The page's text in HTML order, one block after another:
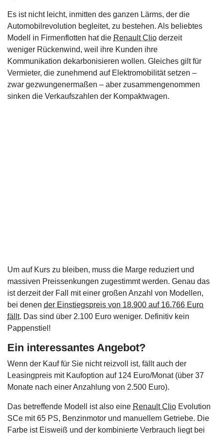
Es ist nicht leicht, inmitten des ganzen Lärms, der die
Automobilrevolution begleitet, zu bestehen. Als beliebtes
Modell in Firmenflotten hat die Renault Clio derzeit
weniger Rückenwind, weil ihre Kunden ihre
Kommunikation dekarbonisieren wollen. Gleiches gilt für
Vermieter, die zunehmend auf Elektromobilität setzen –
zwar gezwungenermaßen – aber zusammengenommen
sinken die Verkaufszahlen der Kompaktwagen.
Um auf Kurs zu bleiben, muss die Marge reduziert und
massiven Preissenkungen zugestimmt werden. Genau das
ist derzeit der Fall mit einer großen Anzahl von Modellen,
bei denen der Einstiegspreis von 18.900 auf 16.766 Euro
fällt. Das sind über 2.100 Euro weniger. Definitiv kein
Pappenstiel!
Ein interessantes Angebot?
Wenn der Kauf für Sie nicht reizvoll ist, fällt auch der
Leasingpreis mit Kaufoption auf 124 Euro/Monat (über 37
Monate nach einer Anzahlung von 2.500 Euro).
Das betreffende Modell ist also eine Renault Clio Evolution
SCe mit 65 PS, Benzinmotor und manuellem Getriebe. Die
Farbe ist Eisweiß und der kombinierte Verbrauch liegt bei